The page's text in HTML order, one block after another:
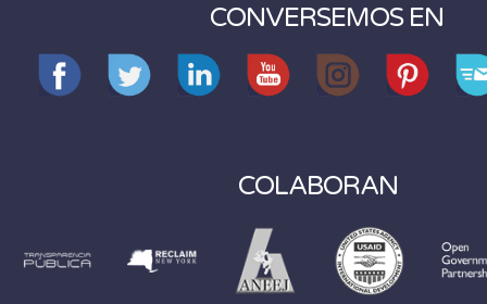
CONVERSEMOS EN
COLABORAN